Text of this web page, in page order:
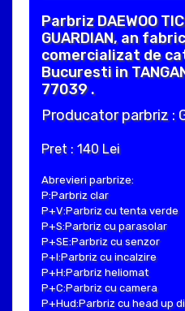
Parbriz DAEWOO
GUARDIAN, an
comercializat de
Bucuresti in
77039 .
Producator parbriz :
Pret : 140 Lei
Abrevieri parbrize:
P:Parbriz clar
P+V:Parbriz cu tenta verde
P+S:Parbriz cu parasolar
P+SE:Parbriz cu senzor
P+I:Parbriz cu incalzire
P+H:Parbriz heliomat
P+C:Parbriz cu camera
P+Hud:Parbriz cu head up